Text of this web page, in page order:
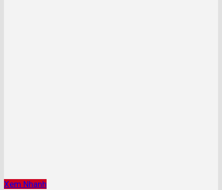
Xem Nhanh